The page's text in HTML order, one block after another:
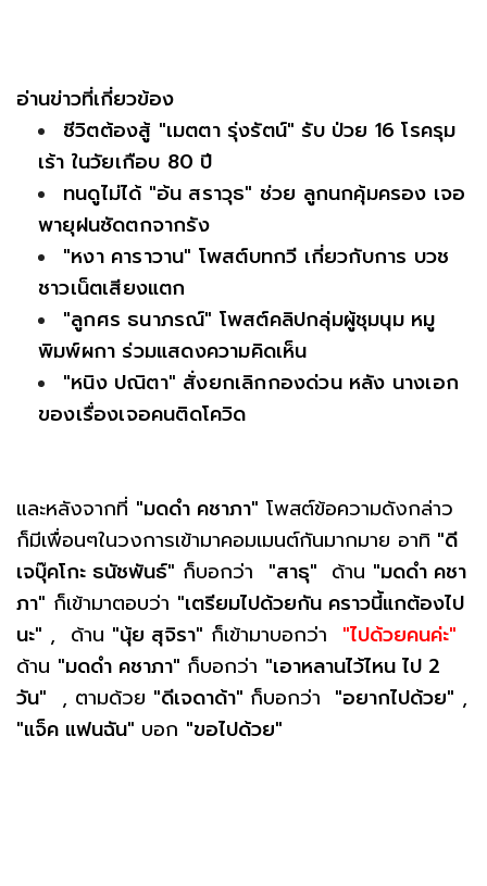
อ่านข่าวที่เกี่ยวข้อง
ชีวิตต้องสู้ "เมตตา รุ่งรัตน์" รับ ป่วย 16 โรครุม
เร้า ในวัยเกือบ 80 ปี
ทนดูไม่ได้ "อ้น สราวุธ" ช่วย ลูกนกคุ้มครอง เจอ
พายุฝนซัดตกจากรัง
"หงา คาราวาน" โพสต์บทกวี เกี่ยวกับการ บวช
ชาวเน็ตเสียงแตก
"ลูกศร ธนาภรณ์" โพสต์คลิปกลุ่มผู้ชุมนุม หมู
พิมพ์ผกา ร่วมแสดงความคิดเห็น
"หนิง ปณิตา" สั่งยกเลิกกองด่วน หลัง นางเอก
ของเรื่องเจอคนติดโควิด
และหลังจากที่ "มดดำ คชาภา" โพสต์ข้อความดังกล่าว
ก็มีเพื่อนๆในวงการเข้ามาคอมเมนต์กันมากมาย อาทิ "ดี
เจบุ๊คโกะ ธนัชพันธ์" ก็บอกว่า "สาธุ" ด้าน "มดดำ คชา
ภา" ก็เข้ามาตอบว่า "เตรียมไปด้วยกัน คราวนี้แกต้องไป
นะ" , ด้าน "นุ้ย สุจิรา" ก็เข้ามาบอกว่า "ไปด้วยคนค่ะ"
ด้าน "มดดำ คชาภา" ก็บอกว่า "เอาหลานไว้ไหน ไป 2
วัน" , ตามด้วย "ดีเจดาด้า" ก็บอกว่า "อยากไปด้วย" ,
"แจ็ค แฟนฉัน" บอก "ขอไปด้วย"